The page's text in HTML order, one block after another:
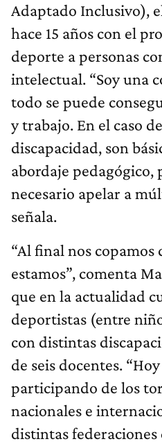
Adaptado Inclusivo),
hace 15 años con el
deporte a personas
intelectual. “Soy una
todo se puede
y trabajo. En el caso
discapacidad, son
abordaje pedagógico,
necesario apelar a
señala.
“Al final nos copamos
estamos”, comenta
que en la actualidad
deportistas (entre
con distintas
de seis docentes.
participando de los
nacionales e
distintas federaciones